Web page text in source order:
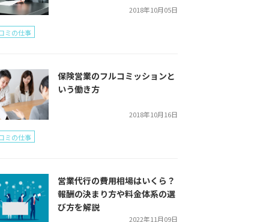
2018年10月05日
ミの仕事
保険営業のフルコミッションと
いう働き方
2018年10月16日
ミの仕事
営業代行の費用相場はいくら？
報酬の決まり方や料金体系の選
び方を解説
2022年11月09日